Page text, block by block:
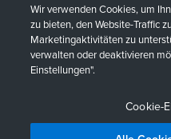
Rückgabebedingungen
Deutsch
Wir verwenden Cookies, um
zu bieten, den Website-Traffic
Marketingaktivitäten zu
verwalten oder deaktivieren
Einstellungen".
Cookie-